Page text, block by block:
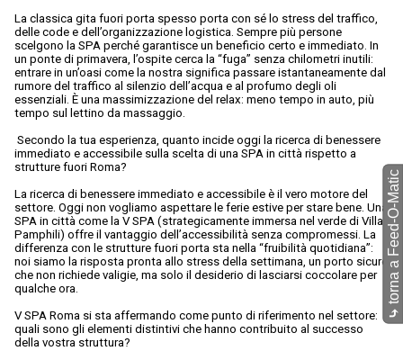
La classica gita fuori porta spesso porta con sé lo stress del traffico,
delle code e dell’organizzazione logistica. Sempre più persone
scelgono la SPA perché garantisce un beneficio certo e immediato. In
un ponte di primavera, l’ospite cerca la “fuga” senza chilometri inutili:
entrare in un’oasi come la nostra significa passare istantaneamente dal
rumore del traffico al silenzio dell’acqua e al profumo degli oli
essenziali. È una massimizzazione del relax: meno tempo in auto, più
tempo sul lettino da massaggio.
Secondo la tua esperienza, quanto incide oggi la ricerca di benessere
immediato e accessibile sulla scelta di una SPA in città rispetto a
strutture fuori Roma?
La ricerca di benessere immediato e accessibile è il vero motore del
settore. Oggi non vogliamo aspettare le ferie estive per stare bene. Una
SPA in città come la V SPA (strategicamente immersa nel verde di Villa
Pamphili) offre il vantaggio dell’accessibilità senza compromessi. La
differenza con le strutture fuori porta sta nella “fruibilità quotidiana”:
noi siamo la risposta pronta allo stress della settimana, un porto sicuro
che non richiede valigie, ma solo il desiderio di lasciarsi coccolare per
qualche ora.
V SPA Roma si sta affermando come punto di riferimento nel settore:
quali sono gli elementi distintivi che hanno contribuito al successo
della vostra struttura?
⤷
torna a Feed-O-Matic